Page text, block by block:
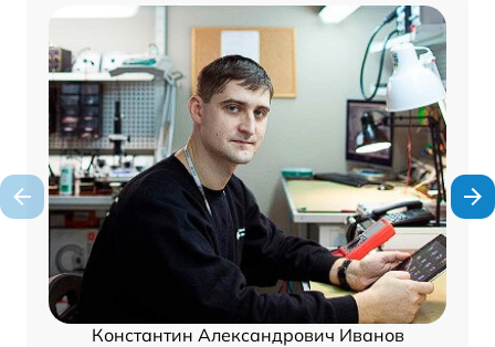
Константин Александрович Иванов